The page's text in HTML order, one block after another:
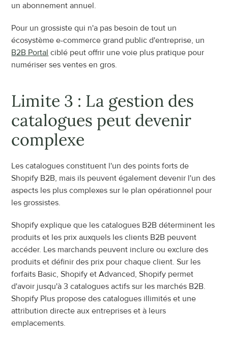
un abonnement annuel.
Pour un grossiste qui n'a pas besoin de tout un
B2B Portal ciblé peut offrir une voie plus pratique pour
numériser ses ventes en gros.
Limite 3 : La gestion des
catalogues peut devenir
complexe
Les catalogues constituent l'un des points forts de
Shopify B2B, mais ils peuvent également devenir l'un des
aspects les plus complexes sur le plan opérationnel pour
les grossistes.
Shopify explique que les catalogues B2B déterminent les
produits et les prix auxquels les clients B2B peuvent
accéder. Les marchands peuvent inclure ou exclure des
produits et définir des prix pour chaque client. Sur les
forfaits Basic, Shopify et Advanced, Shopify permet
d'avoir jusqu'à 3 catalogues actifs sur les marchés B2B.
Shopify Plus propose des catalogues illimités et une
attribution directe aux entreprises et à leurs
emplacements.